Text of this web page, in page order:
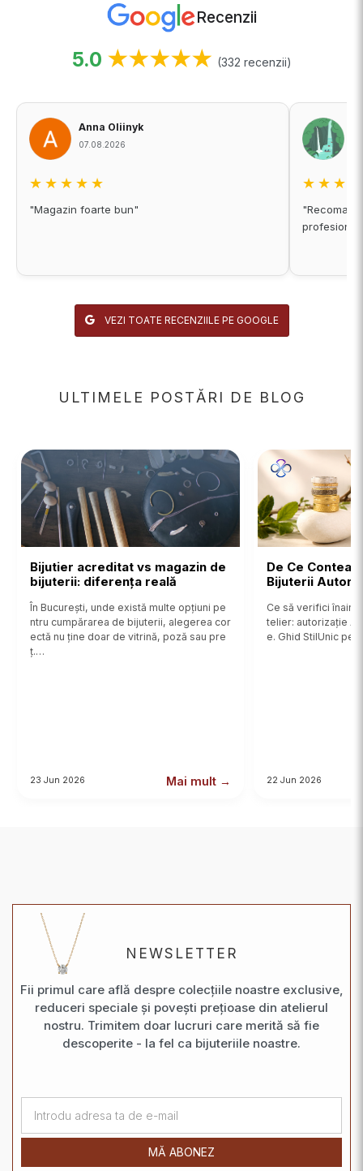
Recenzii
5.0 ★★★★★ (332 recenzii)
Anna Oliinyk
07.08.2026
★★★★★
"Magazin foarte bun"
VEZI TOATE RECENZIILE PE GOOGLE
ULTIMELE POSTĂRI DE BLOG
Bijutier acreditat vs magazin de
bijuterii: diferența reală
În București, unde există multe opțiuni pe
ntru cumpărarea de bijuterii, alegerea cor
ectă nu ține doar de vitrină, poză sau pre
ț.…
23 Jun 2026 Mai mult →
De Ce
Bijuterii
Ce să verifici
telier: autorizație
e. Ghid StilUnic
22 Jun 2026
NEWSLETTER
Fii primul care află despre colecțiile noastre exclusive,
reduceri speciale și povești prețioase din atelierul
nostru. Trimitem doar lucruri care merită să fie
descoperite - la fel ca bijuteriile noastre.
MĂ ABONEZ